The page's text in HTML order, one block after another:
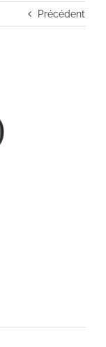
Précédent